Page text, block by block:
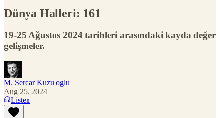
Dünya Halleri: 161
19-25 Ağustos 2024 tarihleri arasındaki kayda değer
gelişmeler.
M. Serdar Kuzuloglu
Aug 25, 2024
Listen